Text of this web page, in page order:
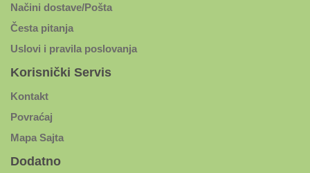
Načini dostave/Pošta
Česta pitanja
Uslovi i pravila poslovanja
Korisnički Servis
Kontakt
Povraćaj
Mapa Sajta
Dodatno